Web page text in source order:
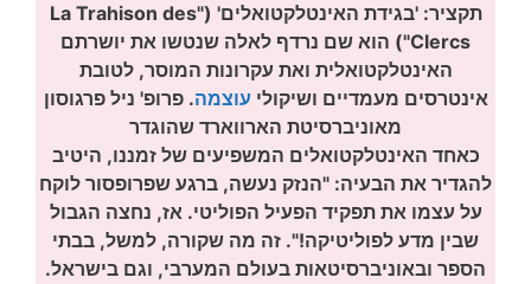
תקציר: 'בגידת האינטלקטואלים' ( "La Trahison des
Clercs"
) הוא שם נרדף לאלה שנטשו את יושרתם
האינטלקטואלית ואת עקרונות המוסר, לטובת
אינטרסים מעמדיים ושיקולי עוצמה.פרופ' ניל פרגוסון
מאוניברסיטת הארווארד שהוגדר
כאחד האינטלקטואלים המשפיעים של זמננו, היטיב
להגדיר את הבעיה: "הנזק נעשה, ברגע שפרופסור לוקח
על עצמו את תפקיד הפעיל הפוליטי. אז, נחצה הגבול
שבין מדע לפוליטיקה!". זה מה שקורה, למשל, בבתי
הספר ובאוניברסיטאות בעולם המערבי, וגם בישראל.